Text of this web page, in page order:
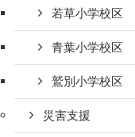
若草小学校区
青葉小学校区
鷲別小学校区
災害支援